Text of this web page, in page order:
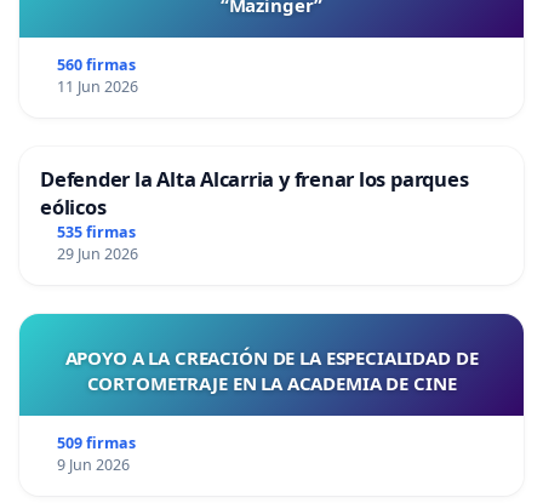
“Mazinger”
560 firmas
11 Jun 2026
Defender la Alta Alcarria y frenar los parques
eólicos
535 firmas
29 Jun 2026
APOYO A LA CREACIÓN DE LA ESPECIALIDAD DE
CORTOMETRAJE EN LA ACADEMIA DE CINE
509 firmas
9 Jun 2026